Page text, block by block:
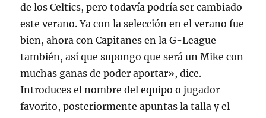
de los Celtics, pero todavía podría ser cambiado
este verano. Ya con la selección en el verano fue
bien, ahora con Capitanes en la G-League
también, así que supongo que será un Mike con
muchas ganas de poder aportar», dice.
Introduces el nombre del equipo o jugador
favorito, posteriormente apuntas la talla y el